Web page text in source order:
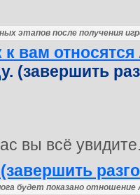
этапов после получения
к вам
(завершить
вы всё
будет показано отношение